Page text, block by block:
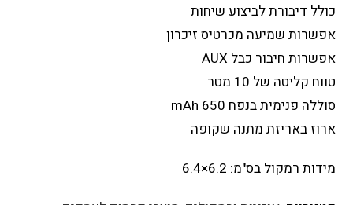
כולל דיבורת לביצוע שיחות
אפשרות שמיעה מכרטיס זיכרון
אפשרות חיבור כבל AUX
טווח קליטה של 10 מטר
סוללה פנימית בנפח 650 mAh
ארוז באריזת מתנה שקופה
מידות רמקול בס"מ: 6.2×6.4